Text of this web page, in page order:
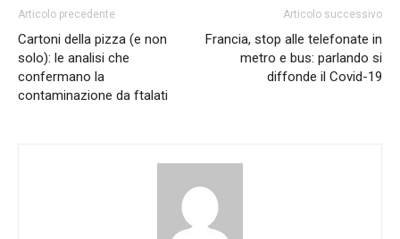
Articolo precedente
Cartoni della pizza (e non
solo): le analisi che
confermano la
contaminazione da ftalati
Articolo successivo
Francia, stop alle telefonate in
metro e bus: parlando si
diffonde il Covid-19